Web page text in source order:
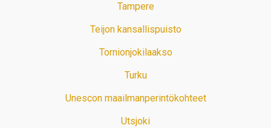
Tampere
Teijon kansallispuisto
Tornionjokilaakso
Turku
Unescon maailmanperintökohteet
Utsjoki